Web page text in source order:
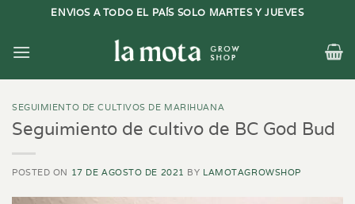
contenido
ENVIOS A TODO EL PAÍS SOLO MARTES Y JUEVES
SEGUIMIENTO DE CULTIVOS DE MARIHUANA
Seguimiento de cultivo de BC God Bud
POSTED ON 17 DE AGOSTO DE 2021 BY LAMOTAGROWSHOP